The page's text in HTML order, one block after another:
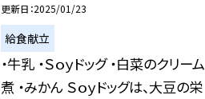
更新日 2025/01/23
給食献立
・牛乳 ・Ｓｏｙドッグ ・白菜のクリーム
煮 ・みかん Ｓｏｙドッグは、大豆の栄